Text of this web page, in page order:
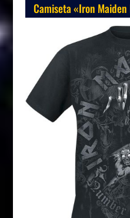
Camiseta «Iron